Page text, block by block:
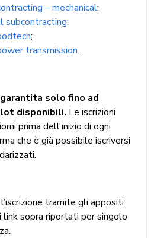
– mechanical;
subcontracting;
;
transmission.
solo fino ad
disponibili. Le iscrizioni
prima dell'inizio di ogni
che è già possibile iscriversi
tramite gli appositi
link sopra riportati per singolo